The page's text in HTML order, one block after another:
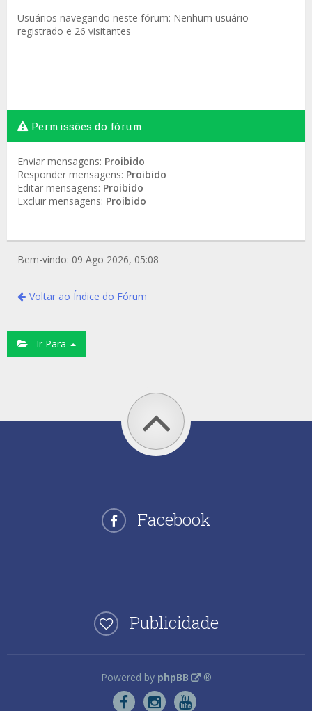
Usuários navegando neste fórum: Nenhum usuário
registrado e 26 visitantes
Permissões do fórum
Enviar mensagens: Proibido
Responder mensagens: Proibido
Editar mensagens: Proibido
Excluir mensagens: Proibido
Bem-vindo: 09 Ago 2026, 05:08
Voltar ao Índice do Fórum
Ir Para
Facebook
Publicidade
Powered by phpBB ®